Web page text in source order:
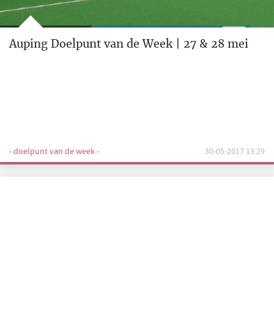
Auping Doelpunt van de Week | 27 & 28 mei
- doelpunt van de week - 30-05-2017 13:29